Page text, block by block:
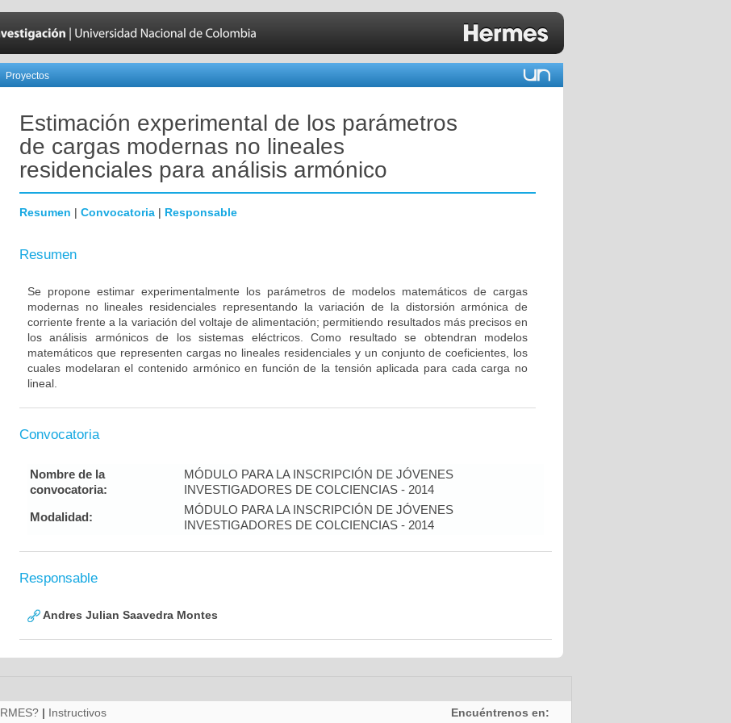
Proyectos
Estimación experimental de los parámetros
de cargas modernas no lineales
residenciales para análisis armónico
Resumen | Convocatoria | Responsable
Resumen
Se propone estimar experimentalmente los parámetros de modelos matemáticos de cargas
modernas no lineales residenciales representando la variación de la distorsión armónica de
corriente frente a la variación del voltaje de alimentación; permitiendo resultados más precisos en
los análisis armónicos de los sistemas eléctricos. Como resultado se obtendran modelos
matemáticos que representen cargas no lineales residenciales y un conjunto de coeficientes, los
cuales modelaran el contenido armónico en función de la tensión aplicada para cada carga no
lineal.
Convocatoria
Nombre de la
convocatoria:
MÓDULO PARA LA INSCRIPCIÓN DE JÓVENES
INVESTIGADORES DE COLCIENCIAS - 2014
Modalidad:
MÓDULO PARA LA INSCRIPCIÓN DE JÓVENES
INVESTIGADORES DE COLCIENCIAS - 2014
Responsable
Andres Julian Saavedra Montes
| Instructivos Encuéntrenos en: